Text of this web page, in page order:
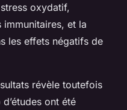
oxydatif,
immunitaires, et la
les effets négatifs de
révèle toutefois
ont été